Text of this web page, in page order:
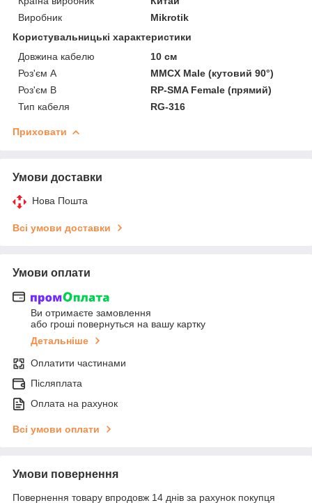
Виробник
Mikrotik
Користувальницькі характеристики
Довжина кабелю
10 см
Роз'єм А
MMCX Male (кутовий 90°)
Роз'єм B
RP-SMA Female (прямий)
Тип кабеля
RG-316
Приховати
Умови доставки
Нова Пошта
Всі умови доставки
Умови оплати
Ви отримаєте замовлення
або гроші повернуться на вашу картку
Детальніше
Оплатити частинами
Післяплата
Оплата на рахунок
Всі умови оплати
Умови повернення
Повернення товару впродовж 14 днів за рахунок покупця